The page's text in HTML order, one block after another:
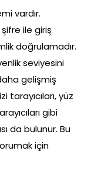
vardır.
şifre ile giriş
doğrulamadır.
seviyesini
gelişmiş
yüz
gibi
da bulunur. Bu
için